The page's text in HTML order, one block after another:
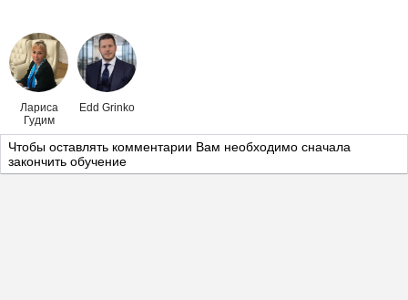
Лариса
Гудим
Edd Grinko
Чтобы оставлять комментарии Вам необходимо сначала
закончить обучение